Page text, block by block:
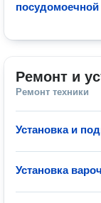
Ремонт и
Ремонт техники
Установка и
Установка